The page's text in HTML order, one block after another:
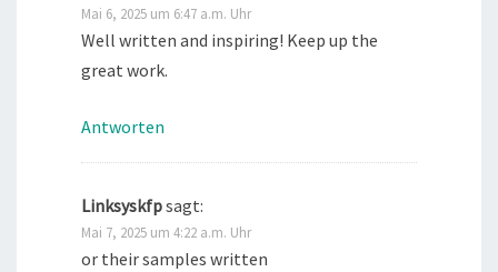
Mai 6, 2025 um 6:47 a.m. Uhr
Well written and inspiring! Keep up the
great work.
Antworten
Linksyskfpsagt:
Mai 7, 2025 um 4:22 a.m. Uhr
or their samples written